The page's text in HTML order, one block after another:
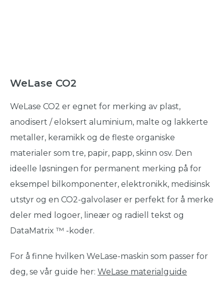
WeLase CO2
WeLase CO2 er egnet for merking av plast,
anodisert / eloksert aluminium, malte og lakkerte
metaller, keramikk og de fleste organiske
materialer som tre, papir, papp, skinn osv. Den
ideelle løsningen for permanent merking på for
eksempel bilkomponenter, elektronikk, medisinsk
utstyr og en CO2-galvolaser er perfekt for å merke
deler med logoer, lineær og radiell tekst og
DataMatrix ™ -koder.
For å finne hvilken WeLase-maskin som passer for
deg, se vår guide her: WeLase materialguide